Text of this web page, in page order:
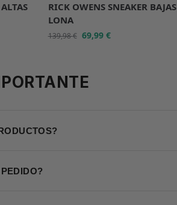
RICK OWENS SNEAKER BAJAS
LONA
139,98€ 69,99 €